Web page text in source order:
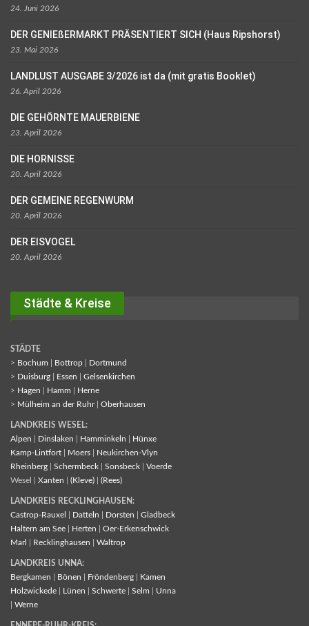
24. Juni 2026
DER GENIEßERMARKT PRÄSENTIERT SICH (Haus Ripshorst)
23. Mai 2026
LANDLUST AUSGABE 3/2026 ist da (mit gratis Booklet)
26. April 2026
DIE GEHÖRNTE MAUERBIENE
23. April 2026
DIE HORNISSE
20. April 2026
DER GEMEINE REGENWURM
20. April 2026
DER EISVOGEL
20. April 2026
Städte & Kreise
STÄDTE
> Bochum Bottrop
Dortmund
> Duisburg Essen
Gelsenkirchen
> Hagen Hamm
Herne
> Mülheim an der Ruhr| Oberhausen
LANDKREIS WESEL:
Alpen
Dinslaken Hamminkeln
Hünxe
Kamp-Lintfort
Moers
Neukirchen-Vlyn
Rheinberg
Schermbeck Sonsbeck
Voerde
Wesel | Xanten (Kleve) (Rees)
LANDKREIS RECKLINGHAUSEN:
Castrop-Rauxel
Datteln Dorsten
Gladbeck
Haltern am See
Herten
Oer-Erkenschwick
Marl
Recklinghausen Waltrop
LANDKREIS UNNA:
Bergkamen
Bönen Fröndenberg
Kamen
Holzwickede
Lünen Schwerte Selm
Unna
Werne